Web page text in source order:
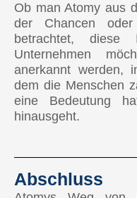
Ob man Atomy aus
der Chancen oder
betrachtet,
Unternehmen
anerkannt werden,
dem die Menschen
eine Bedeutung
hinausgeht.
Abschluss